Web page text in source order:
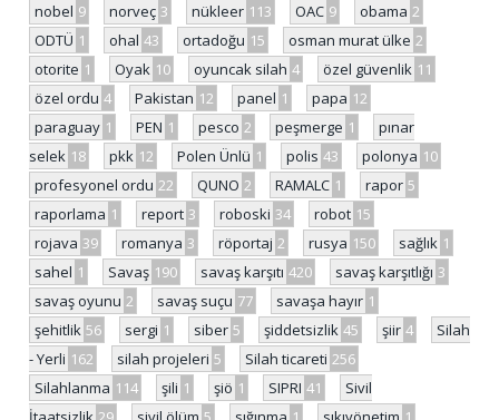
nobel 9 norveç 3 nükleer 113 OAC 9 obama 2
ODTÜ 1 ohal 43 ortadoğu 15 osman murat ülke 2
otorite 1 Oyak 10 oyuncak silah 4 özel güvenlik 11
özel ordu 4 Pakistan 12 panel 1 papa 12
paraguay 1 PEN 1 pesco 2 peşmerge 1
pınar
selek 18 pkk 12 Polen Ünlü 1 polis 43 polonya 10
profesyonel ordu 22 QUNO 2 RAMALC 1 rapor 5
raporlama 1 report 3 roboski 34 robot 15
rojava 39 romanya 3 röportaj 2 rusya 150 sağlık 1
sahel 1 Savaş 190 savaş karşıtı 420 savaş karşıtlığı 3
savaş oyunu 2 savaş suçu 77 savaşa hayır 1
şehitlik 56 sergi 1 siber 5 şiddetsizlik 45 şiir 4
Silah
- Yerli 162 silah projeleri 5 Silah ticareti 256
Silahlanma 114 şili 1 şiö 1 SIPRI 41
Sivil